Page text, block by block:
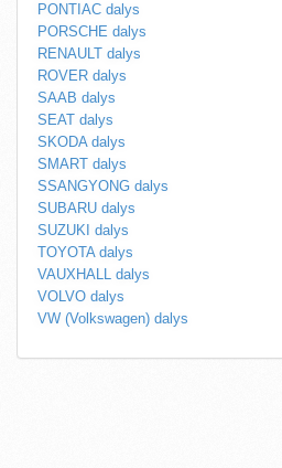
PONTIAC dalys
PORSCHE dalys
RENAULT dalys
ROVER dalys
SAAB dalys
SEAT dalys
SKODA dalys
SMART dalys
SSANGYONG dalys
SUBARU dalys
SUZUKI dalys
TOYOTA dalys
VAUXHALL dalys
VOLVO dalys
VW (Volkswagen) dalys